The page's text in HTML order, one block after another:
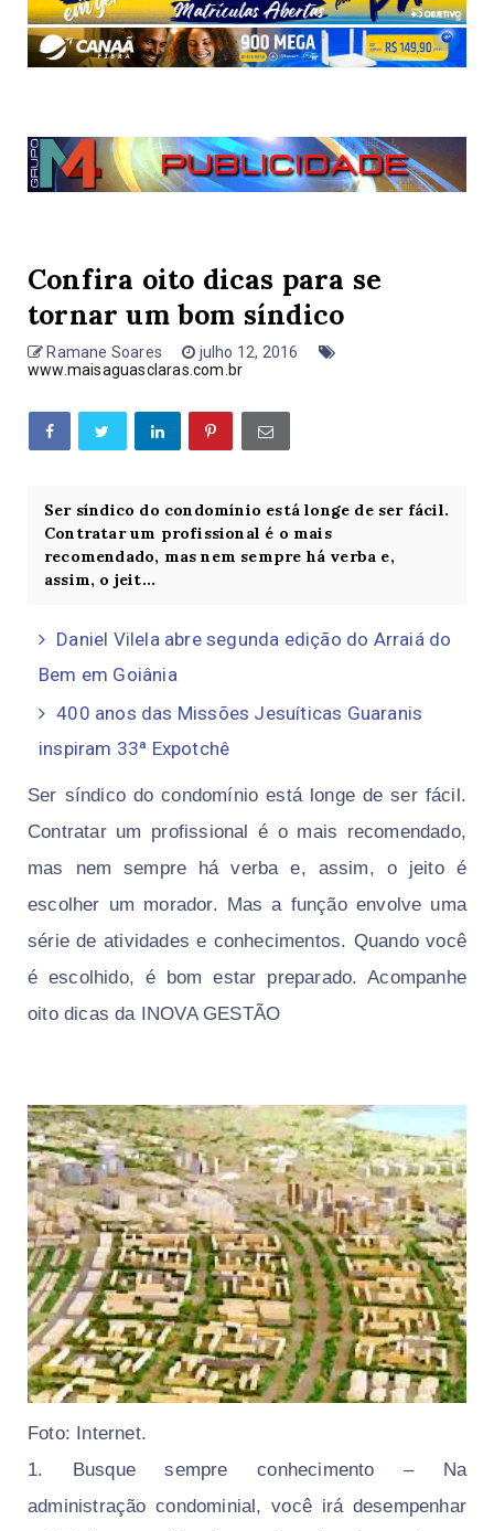
Confira oito dicas para se
tornar um bom síndico
Ramane Soares
julho 12, 2016
www.maisaguasclaras.com.br
Ser síndico do condomínio está longe de ser fácil.
Contratar um profissional é o mais
recomendado, mas nem sempre há verba e,
assim, o jeit...
Daniel Vilela abre segunda edição do Arraiá do
Bem em Goiânia
400 anos das Missões Jesuíticas Guaranis
inspiram 33ª Expotchê
Ser síndico do condomínio está longe de ser fácil.
Contratar um profissional é o mais recomendado,
mas nem sempre há verba e, assim, o jeito é
escolher um morador. Mas a função envolve uma
série de atividades e conhecimentos. Quando você
é escolhido, é bom estar preparado. Acompanhe
oito dicas da INOVA GESTÃO
Foto: Internet.
1. Busque sempre conhecimento – Na
administração condominial, você irá desempenhar